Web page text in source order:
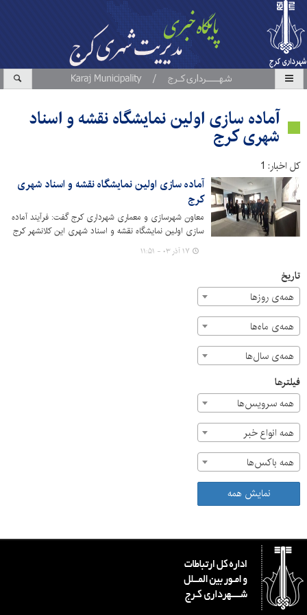
آماده سازی اولین نمایشگاه نقشه و اسناد
شهری کرج
کل اخبار: 1
آماده سازی اولین نمایشگاه نقشه و اسناد شهری
کرج
معاون شهرسازی و معماری شهرداری کرج گفت: فرآیند آماده
سازی اولین نمایشگاه نقشه و اسناد شهری این کلانشهر کرج
در حال انجام است.
۱۷ آذر ۰۳ - ۱۱:۵۱
تاریخ
همه‌ی روزها
همه‌ی ماه‌ها
همه‌ی سال‌ها
فیلترها
همه سرویس‌ها
همه انواع خبر
همه باکس‌ها
نمایش همه